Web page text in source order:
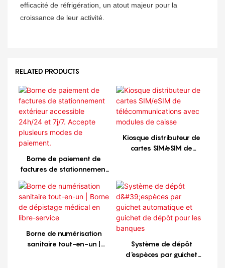
efficacité de réfrigération, un atout majeur pour la
croissance de leur activité.
RELATED PRODUCTS
Borne de paiement de
factures de stationnement
24h/24 et 7j/7. Accepte
plusieurs modes de
paiement.
Kiosque distributeur de
cartes SIM/eSIM de
Borne de numérisation
sanitaire tout-en-un |
Système de dépôt
d'espèces par guichet